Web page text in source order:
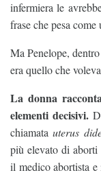
infermiera le
frase che pesa come
Ma Penelope,
era quello che
La donna
elementi decisivi.
chiamatauterus
più elevato di aborti
il medico abortista e